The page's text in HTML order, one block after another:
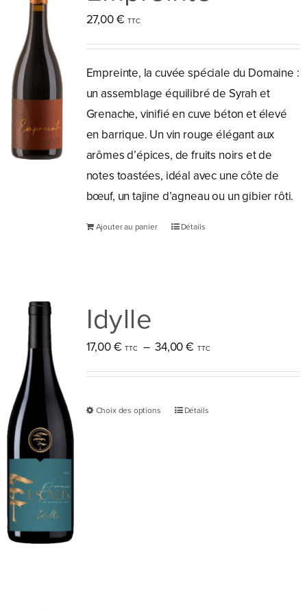
27,00€
Empreinte, la cuvée spéciale du Domaine :
un assemblage équilibré de Syrah et
Grenache, vinifié en cuve béton et élevé
en barrique. Un vin rouge élégant aux
arômes d’épices, de fruits noirs et de
notes toastées, idéal avec une côte de
bœuf, un tajine d’agneau ou un gibier rôti.
Ajouter au panier Détails
Idylle
17,00€ – 34,00€
Plage
de
Choix des options
CeDétails